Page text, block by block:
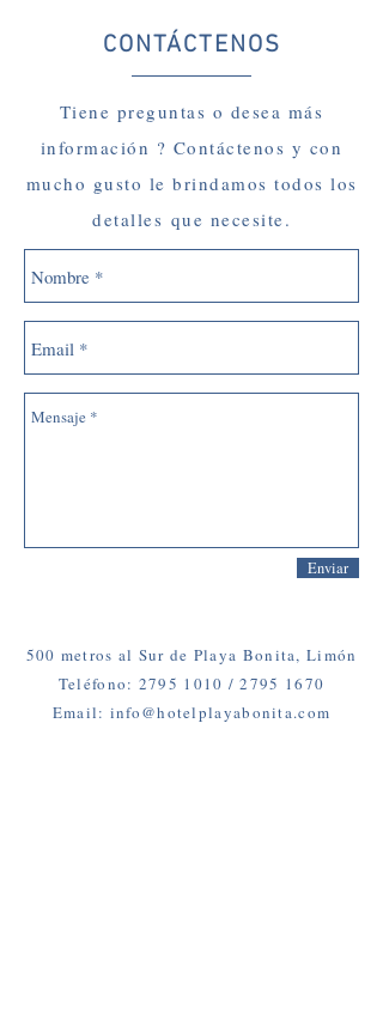
CONTÁCTENOS
Tiene preguntas o desea más
información ? Contáctenos y con
mucho gusto le brindamos todos los
detalles que necesite.
Enviar
500 metros al Sur de Playa Bonita, Limón
Teléfono: 2795 1010 / 2795 1670
Email: info@hotelplayabonita.com